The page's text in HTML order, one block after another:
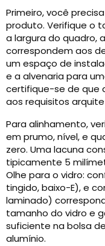
Primeiro, você
produto. Verifique o
a largura do quadro,
correspondem aos
um espaço de
e a alvenaria para
certifique-se de que
aos requisitos
Para alinhamento,
em prumo, nível, e
zero. Uma lacuna
tipicamente 5
Olhe para o vidro:
tingido, baixo-E), e
laminado)
tamanho do vidro e
suficiente na bolsa
alumínio.